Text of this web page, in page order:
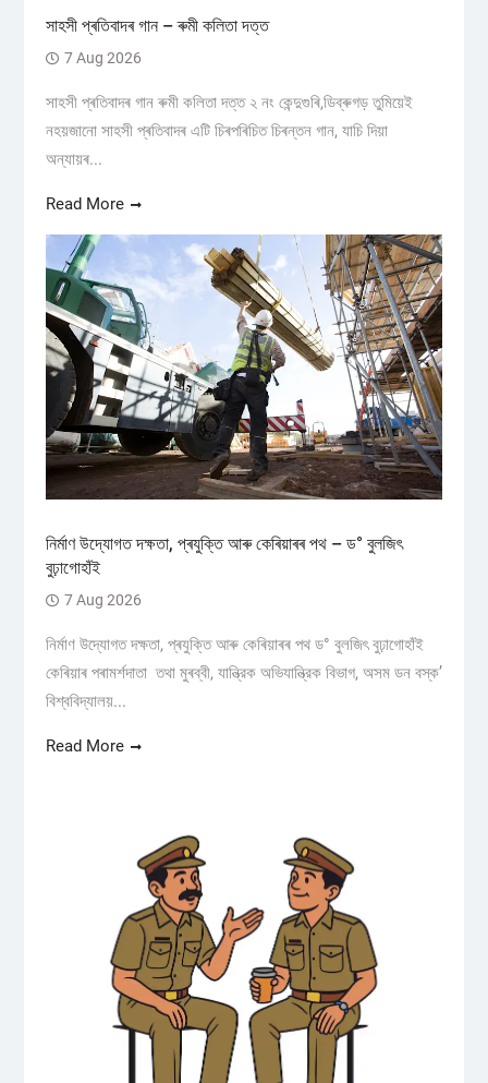
সাহসী প্ৰতিবাদৰ গান – ৰুমী কলিতা দত্ত
7 Aug 2026
সাহসী প্ৰতিবাদৰ গান ৰুমী কলিতা দত্ত ২ নং কেন্দুগুৰি,ডিব্ৰুগড় তুমিয়েই
নহয়জানো সাহসী প্ৰতিবাদৰ এটি চিৰপৰিচিত চিৰন্তন গান, যাচি দিয়া
অন্যায়ৰ...
Read More
নিৰ্মাণ উদ্যোগত দক্ষতা, প্ৰযুক্তি আৰু কেৰিয়াৰৰ পথ – ড° বুলজিৎ
বুঢ়াগোহাঁই
7 Aug 2026
নিৰ্মাণ উদ্যোগত দক্ষতা, প্ৰযুক্তি আৰু কেৰিয়াৰৰ পথ ড° বুলজিৎ বুঢ়াগোহাঁই
কেৰিয়াৰ পৰামৰ্শদাতা তথা মুৰব্বী, যান্ত্রিক অভিযান্ত্রিক বিভাগ, অসম ডন বস্ক’
বিশ্ববিদ্যালয়...
Read More